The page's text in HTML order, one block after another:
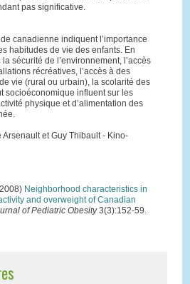
pas significative.
canadienne indiquent l’importance
habitudes de vie des enfants. En
sécurité de l’environnement, l’accès
récréatives, l’accès à des
vie (rural ou urbain), la scolarité des
socioéconomique influent sur les
physique et d’alimentation des
Arsenault et Guy Thibault - Kino-
Neighborhood characteristics in
and overweight of Canadian
of Pediatric Obesity3(3):152-59.